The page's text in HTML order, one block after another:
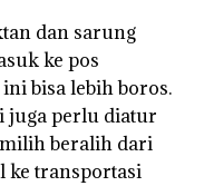
dan sarung
ke pos
bisa lebih boros.
juga perlu diatur
beralih dari
ke transportasi